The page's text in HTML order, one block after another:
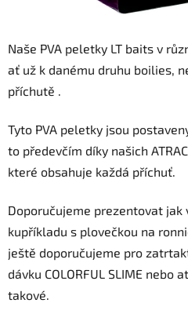
Naše PVA peletky LT baits v
ať už k danému druhu boilies,
příchutě .
Tyto PVA peletky jsou
to předevčím díky našich
které obsahuje každá příchuť.
Doporučujeme prezentovat jak
kupříkladu s plovečkou na
ještě doporučujeme pro
dávku COLORFUL SLIME nebo
takové.